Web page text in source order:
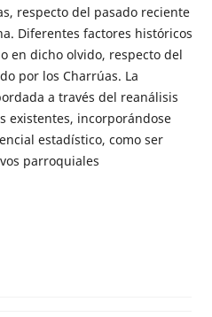
respecto del pasado reciente
Diferentes factores históricos
en dicho olvido, respecto del
por los Charrúas. La
a través del reanálisis
existentes, incorporándose
estadístico, como ser
parroquiales